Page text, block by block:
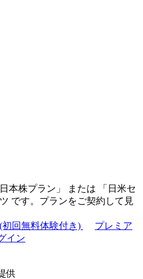
日本株プラン 」 または 「 日米セ
です。プランをご契約して見
(初回無料体験付き)
プレミア
イン
供